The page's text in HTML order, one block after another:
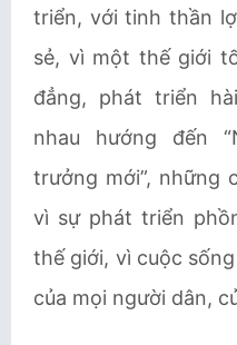
triển, với tinh thần
sẻ, vì một thế giới
đẳng, phát triển
nhau hướng đến
trưởng mới”, những
vì sự phát triển
thế giới, vì cuộc
của mọi người dân,